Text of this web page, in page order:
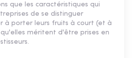
que les caractéristiques qui
de se distinguer
à porter leurs fruits à court (et à
méritent d'être prises en